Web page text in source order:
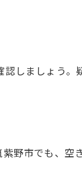
しましょう。
野市でも、空